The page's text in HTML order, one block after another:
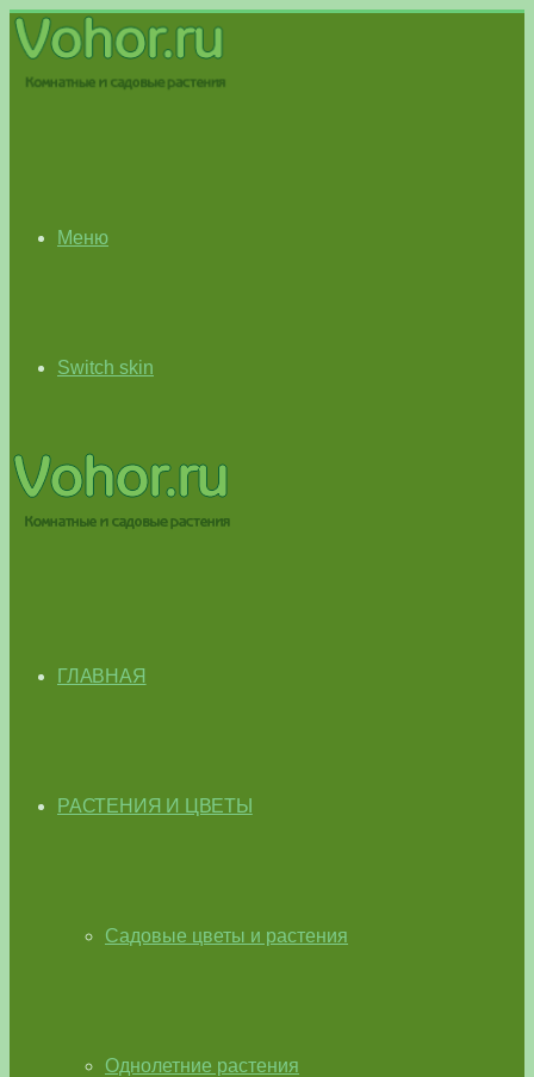
Меню
Switch skin
ГЛАВНАЯ
РАСТЕНИЯ И ЦВЕТЫ
Садовые цветы и растения
Однолетние растения